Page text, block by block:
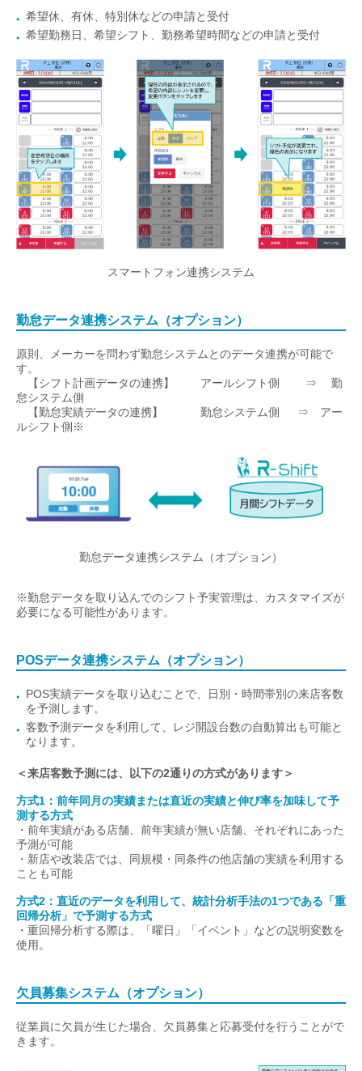
希望休、有休、特別休などの申請と受付
希望勤務日、希望シフト、勤務希望時間などの申請と受付
スマートフォン連携システム
勤怠データ連携システム（オプション）
原則、メーカーを問わず勤怠システムとのデータ連携が可能で
す。
【シフト計画データの連携】 アールシフト側 ⇒ 勤
怠システム側
【勤怠実績データの連携】 勤怠システム側 ⇒ アー
ルシフト側※
勤怠データ連携システム（オプション）
※勤怠データを取り込んでのシフト予実管理は、カスタマイズが
必要になる可能性があります。
POSデータ連携システム（オプション）
POS実績データを取り込むことで、日別・時間帯別の来店客数
を予測します。
客数予測データを利用して、レジ開設台数の自動算出も可能と
なります。
＜来店客数予測には、以下の2通りの方式があります＞
方式1：前年同月の実績または直近の実績と伸び率を加味して予
測する方式
・前年実績がある店舗、前年実績が無い店舗、それぞれにあった
予測が可能
・新店や改装店では、同規模・同条件の他店舗の実績を利用する
ことも可能
方式2：直近のデータを利用して、統計分析手法の1つである「重
回帰分析」で予測する方式
・重回帰分析する際は、「曜日」「イベント」などの説明変数を
使用。
欠員募集システム（オプション）
従業員に欠員が生じた場合、欠員募集と応募受付を行うことがで
きます。